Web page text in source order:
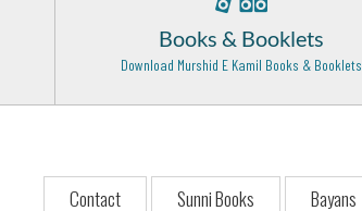
Books & Booklets
Download Murshid E Kamil Books & Booklets
Contact Sunni Books Bayans